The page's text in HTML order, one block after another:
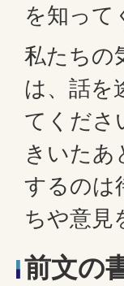
を知って
私たちの
は、話を
てくださ
きいたあ
するのは
ちや意見
前文の